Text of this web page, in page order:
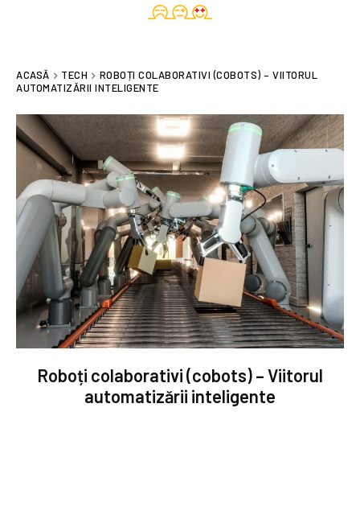
ACASĂ TECH
ROBOȚI COLABORATIVI (COBOTS) – VIITORUL
AUTOMATIZĂRII INTELIGENTE
Roboți colaborativi (cobots) – Viitorul
automatizării inteligente